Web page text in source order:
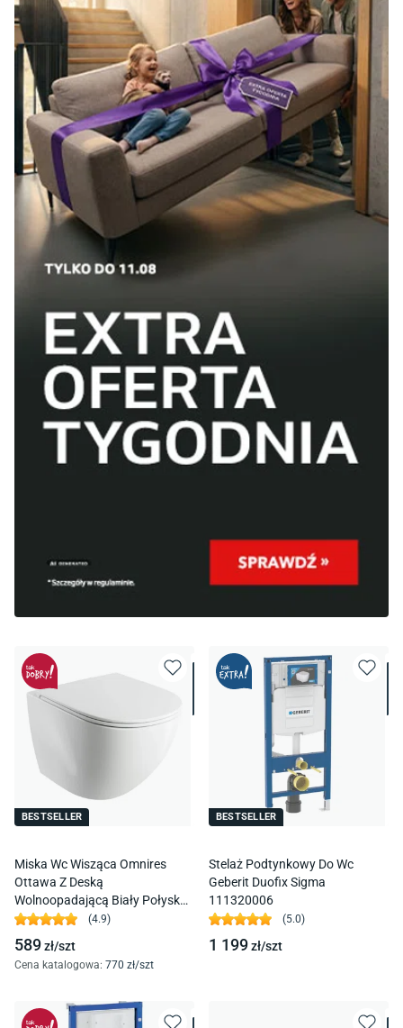
BESTSELLER
Miska Wc Wisząca Omnires
Ottawa Z Deską
Wolnoopadającą Biały Połysk
Ottawamwbp(4.9)
589zł/szt
Cena katalogowa: 770 zł/szt
BESTSELLER
Stelaż Podtynkowy Do Wc
Geberit Duofix Sigma
111320006
(5.0)
1 199zł/szt